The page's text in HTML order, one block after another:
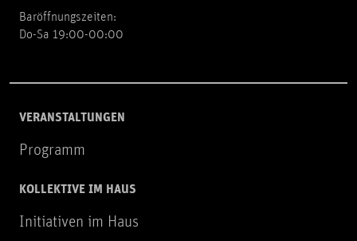
Baröffnungszeiten:
Do-Sa 19:00-00:00
VERANSTALTUNGEN
Programm
KOLLEKTIVE IM HAUS
Initiativen im Haus